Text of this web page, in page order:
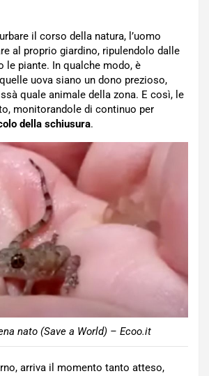
il corso della natura, l’uomo
al proprio giardino, ripulendolo dalle
le piante. In qualche modo, è
uova siano un dono prezioso,
quale animale della zona. E così, le
monitorandole di continuo per
della schiusura.
nato (Save a World) – Ecoo.it
arriva il momento tanto atteso,